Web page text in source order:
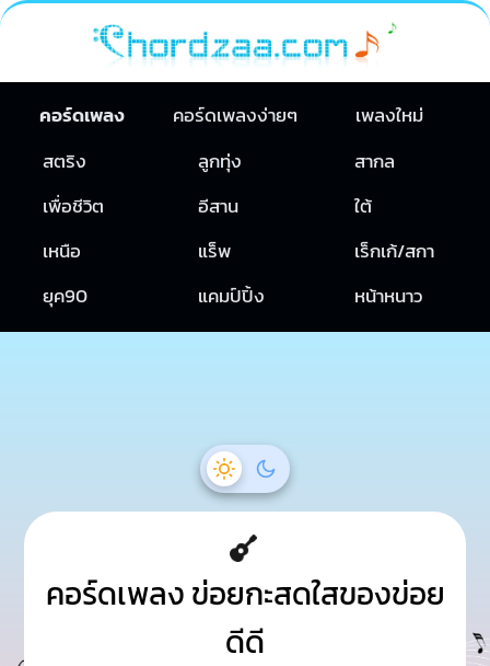
คอร์ดเพลง คอร์ดเพลงง่ายๆ
เพลงใหม่
สตริง
ลูกทุ่ง
สากล
เพื่อชีวิต
อีสาน
ใต้
เหนือ
แร็พ
เร็กเก้/สกา
ยุค90
แคมป์ปิ้ง หน้าหนาว
คอร์ดเพลง ข่อยกะสดใสของข่อย
ดีดี